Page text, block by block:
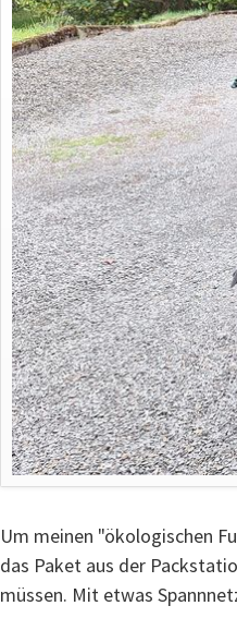
Um meinen "ökologischen
das Paket aus der
müssen. Mit etwas